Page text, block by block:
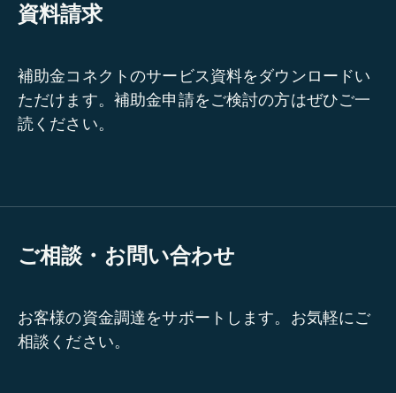
資料請求
補助金コネクトのサービス資料をダウンロードい
ただけます。補助金申請をご検討の方はぜひご一
読ください。
ご相談・お問い合わせ
お客様の資金調達をサポートします。お気軽にご
相談ください。